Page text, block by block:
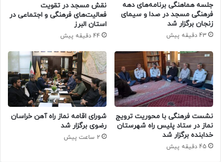
جلسه هماهنگی برنامه‌های دهه
فرهنگی مسجد در صدا و سیمای
زنجان برگزار شد
43 دقیقه پیش
نقش مسجد در تقویت
فعالیت‌های فرهنگی و اجتماعی در
استان البرز
44 دقیقه پیش
نشست فرهنگی با محوریت ترویج
نماز در ستاد پلیس راه شهرستان
خدابنده برگزار شد
45 دقیقه پیش
شورای اقامه نماز راه آهن خراسان
رضوی برگزار شد
2 ساعت پیش